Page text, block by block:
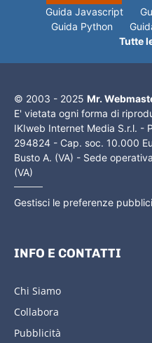
Guida Javascript
Guida Python
Tutte
© 2003 - 2025 Mr.
E' vietata ogni forma di
IKIweb Internet Media S.r.l. -
294824 - Cap. soc. 10.000
Busto A. (VA) - Sede
(VA)
Gestisci le preferenze
INFO E CONTATTI
Chi Siamo
Collabora
Pubblicità